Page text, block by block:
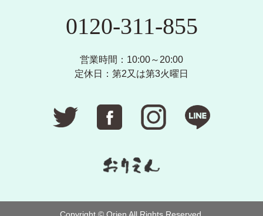
0120-311-855
営業時間：10:00～20:00
定休日：第2又は第3火曜日